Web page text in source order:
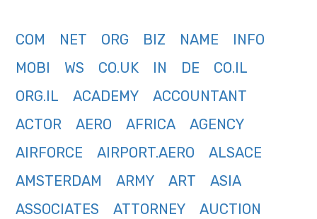
COM NET ORG BIZ NAME
INFO
MOBI
WS CO.UK IN DE
CO.IL
ORG.IL
ACADEMY
ACCOUNTANT
ACTOR
AERO AFRICA
AGENCY
AIRFORCE
AIRPORT.AERO
ALSACE
AMSTERDAM
ARMY ART
ASIA
ASSOCIATES
ATTORNEY
AUCTION